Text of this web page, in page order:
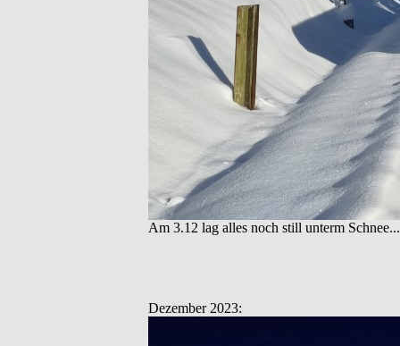
Am 3.12 lag alles noch still unterm
Dezember 2023: